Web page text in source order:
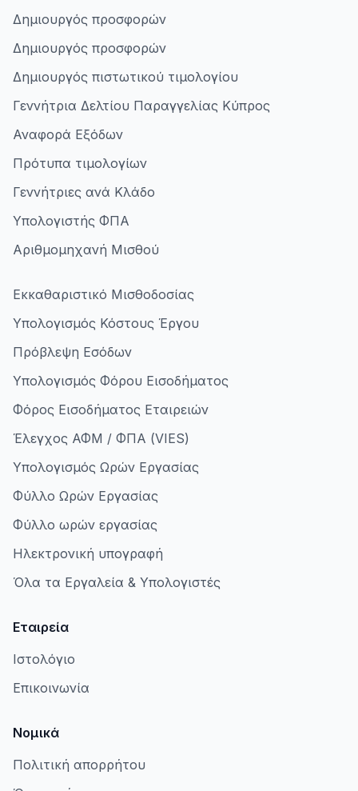
Δημιουργός προσφορών
Δημιουργός προσφορών
Δημιουργός πιστωτικού τιμολογίου
Γεννήτρια Δελτίου Παραγγελίας Κύπρος
Αναφορά Εξόδων
Πρότυπα τιμολογίων
Γεννήτριες ανά Κλάδο
Υπολογιστής ΦΠΑ
Αριθμομηχανή Μισθού
Εκκαθαριστικό Μισθοδοσίας
Υπολογισμός Κόστους Έργου
Πρόβλεψη Εσόδων
Υπολογισμός Φόρου Εισοδήματος
Φόρος Εισοδήματος Εταιρειών
Έλεγχος ΑΦΜ / ΦΠΑ (VIES)
Υπολογισμός Ωρών Εργασίας
Φύλλο Ωρών Εργασίας
Φύλλο ωρών εργασίας
Ηλεκτρονική υπογραφή
Όλα τα Εργαλεία & Υπολογιστές
Εταιρεία
Ιστολόγιο
Επικοινωνία
Νομικά
Πολιτική απορρήτου